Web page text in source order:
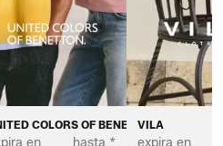
COLORS OF BENETTON
en hasta *
VILA
expira en